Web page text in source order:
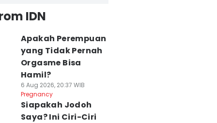
IDN
Apakah Perempuan
yang Tidak Pernah
Orgasme Bisa
Hamil?
6 Aug 2026, 20:37 WIB
Pregnancy
Siapakah Jodoh
Saya? Ini Ciri-Ciri